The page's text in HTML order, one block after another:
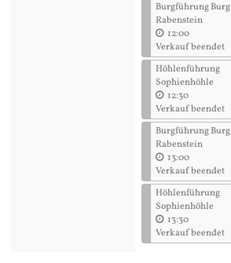
Burgführung Burg
Rabenstein
12:00
Verkauf beendet
Höhlenführung
Sophienhöhle
12:30
Verkauf beendet
Burgführung Burg
Rabenstein
13:00
Verkauf beendet
Höhlenführung
Sophienhöhle
13:30
Verkauf beendet